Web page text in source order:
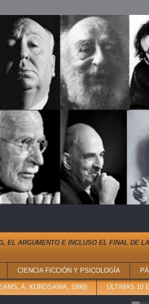
EL ARGUMENTO E INCLUSO EL FINAL DE
CIENCIA FICCIÓN Y PSICOLOGÍA
A. KUROSAWA, 1990) ÚLTIMAS 10